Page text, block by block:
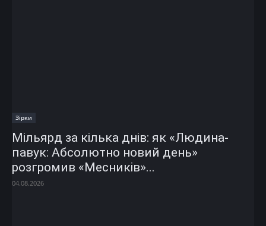
Зірки
Мільярд за кілька днів: як «Людина-
павук: Абсолютно новий день»
розгромив «Месників»...
04.08.2026